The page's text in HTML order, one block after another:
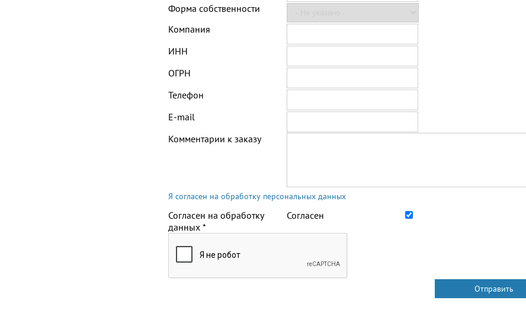
Форма собственности
Компания
ИНН
ОГРН
Телефон
E-mail
Комментарии к заказу
Я согласен на обработку персональных данных
Согласен на обработку
данных *
Согласен